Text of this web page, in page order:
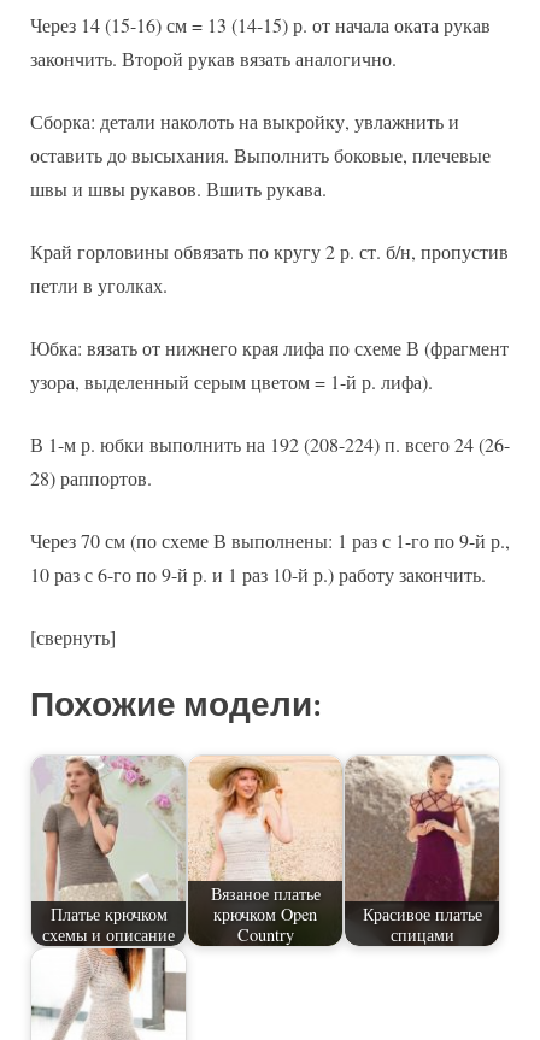
Через 14 (15-16) см = 13 (14-15) р. от начала оката рукав
закончить. Второй рукав вязать аналогично.
Сборка: детали наколоть на выкройку, увлажнить и
оставить до высыхания. Выполнить боковые, плечевые
швы и швы рукавов. Вшить рукава.
Край горловины обвязать по кругу 2 р. ст. б/н, пропустив
петли в уголках.
Юбка: вязать от нижнего края лифа по схеме В (фрагмент
узора, выделенный серым цветом = 1-й р. лифа).
В 1-м р. юбки выполнить на 192 (208-224) п. всего 24 (26-
28) раппортов.
Через 70 см (по схеме В выполнены: 1 раз с 1-го по 9-й р.,
10 раз с 6-го по 9-й р. и 1 раз 10-й р.) работу закончить.
[свернуть]
Похожие модели:
Платье крючком
схемы и описание
Вязаное платье
крючком Open
Country
Красивое платье
спицами